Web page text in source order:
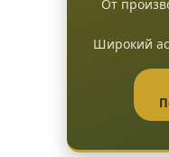
От
Широкий